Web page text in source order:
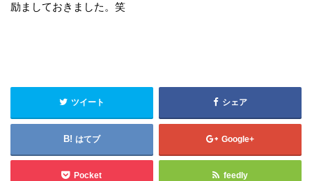
励ましておきました。笑
ツイート シェア
はてブ Google+
Pocket feedly